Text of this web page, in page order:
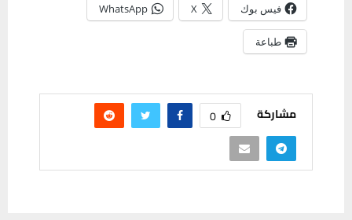
فيس بوك X
WhatsApp
طباعة
مشاركة 0